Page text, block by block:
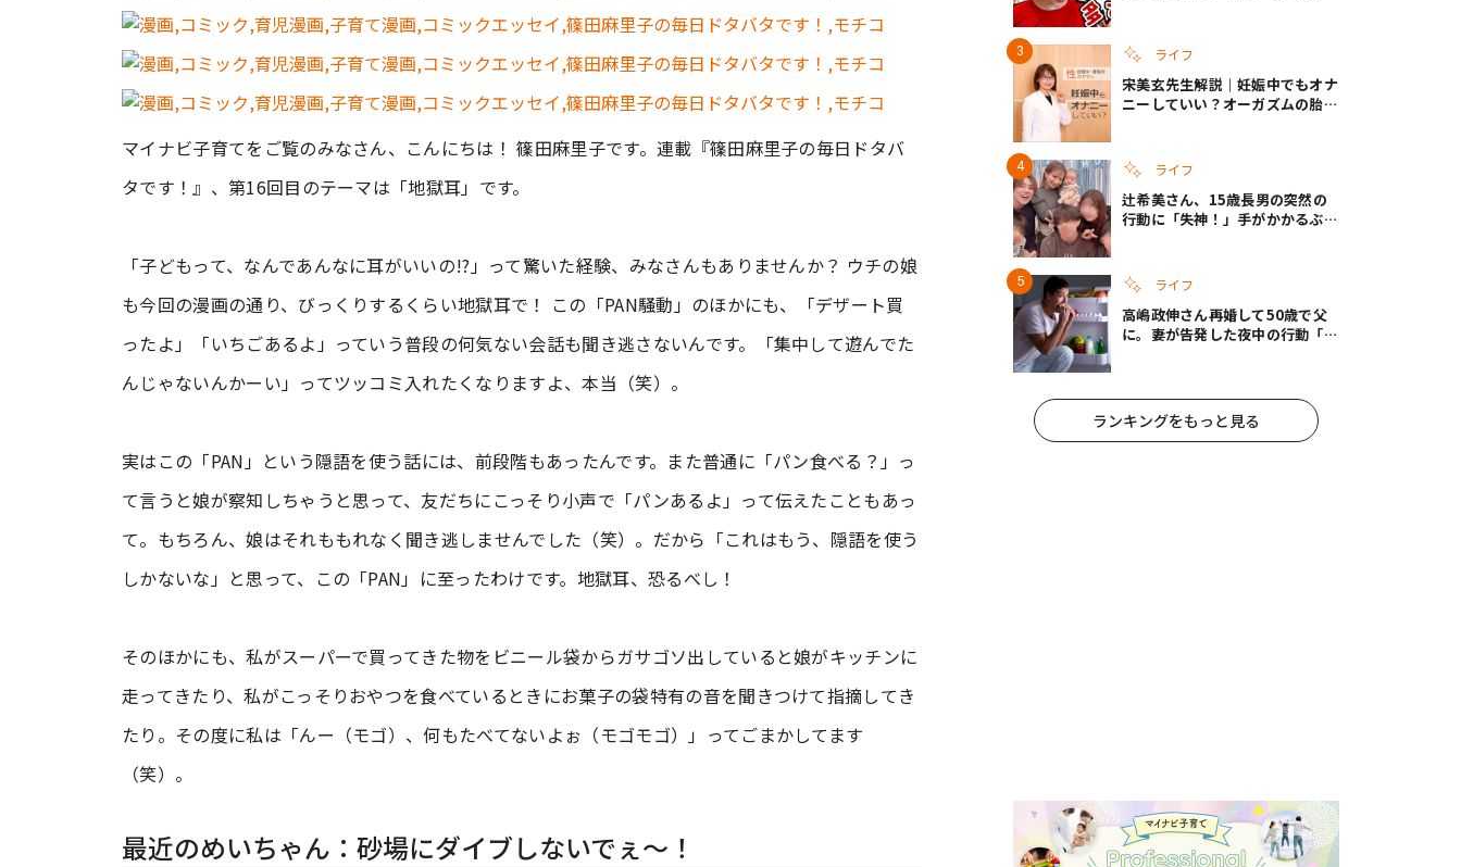
マイナビ子育てをご覧のみなさん、こんにちは！ 篠田麻里子です。連載『篠田麻里子の毎日ドタバ
タです！』、第16回目のテーマは「地獄耳」です。
「子どもって、なんであんなに耳がいいの!?」って驚いた経験、みなさんもありませんか？ ウチの娘
も今回の漫画の通り、びっくりするくらい地獄耳で！ この「PAN騒動」のほかにも、「デザート買
ったよ」「いちごあるよ」っていう普段の何気ない会話も聞き逃さないんです。「集中して遊んでた
んじゃないんかーい」ってツッコミ入れたくなりますよ、本当（笑）。
実はこの「PAN」という隠語を使う話には、前段階もあったんです。また普通に「パン食べる？」っ
て言うと娘が察知しちゃうと思って、友だちにこっそり小声で「パンあるよ」って伝えたこともあっ
て。もちろん、娘はそれももれなく聞き逃しませんでした（笑）。だから「これはもう、隠語を使う
しかないな」と思って、この「PAN」に至ったわけです。地獄耳、恐るべし！
そのほかにも、私がスーパーで買ってきた物をビニール袋からガサゴソ出していると娘がキッチンに
走ってきたり、私がこっそりおやつを食べているときにお菓子の袋特有の音を聞きつけて指摘してき
たり。その度に私は「んー（モゴ）、何もたべてないよぉ（モゴモゴ）」ってごまかしてます
（笑）。
最近のめいちゃん：砂場にダイブしないでぇ～！
ライフ
宋美玄先生解説｜妊娠中でもオナ
ニーしていい？オーガズムの胎児
ライフ
辻希美さん、15歳長男の突然の
行動に「失神！」手がかかるぶん
ライフ
高嶋政伸さん再婚して50歳で父
に。妻が告発した夜中の行動「こ
ランキングをもっと見る